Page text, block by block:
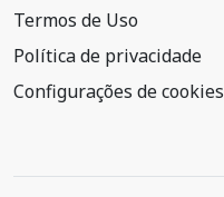
Termos de Uso
Política de privacidade
Configurações de cookies